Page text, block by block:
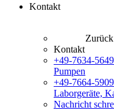
Kontakt
Zurück
Kontakt
+49-7634-
Pumpen
+49-7664-
Laborgeräte,
Nachricht